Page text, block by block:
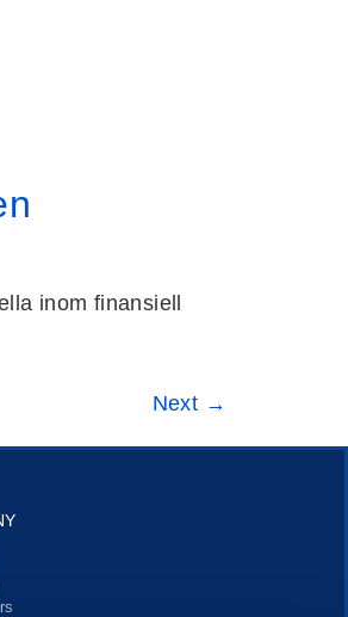
inom finansiell
Next →